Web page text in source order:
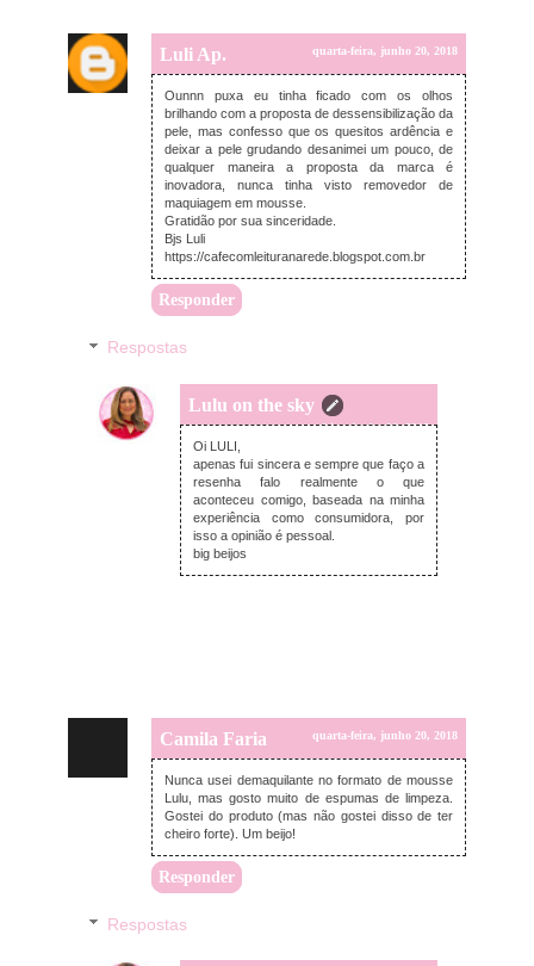
Luli Ap. quarta-feira, junho 20, 2018
Ounnn puxa eu tinha ficado com os olhos
brilhando com a proposta de dessensibilização da
pele, mas confesso que os quesitos ardência e
deixar a pele grudando desanimei um pouco, de
qualquer maneira a proposta da marca é
inovadora, nunca tinha visto removedor de
maquiagem em mousse.
Gratidão por sua sinceridade.
Bjs Luli
https://cafecomleituranarede.blogspot.com.br
Responder
Respostas
Lulu on the sky
quarta-feira, junho 20, 2018
Oi LULI,
apenas fui sincera e sempre que faço a
resenha falo realmente o que
aconteceu comigo, baseada na minha
experiência como consumidora, por
isso a opinião é pessoal.
big beijos
Camila Faria quarta-feira, junho 20, 2018
Nunca usei demaquilante no formato de mousse
Lulu, mas gosto muito de espumas de limpeza.
Gostei do produto (mas não gostei disso de ter
cheiro forte). Um beijo!
Responder
Respostas